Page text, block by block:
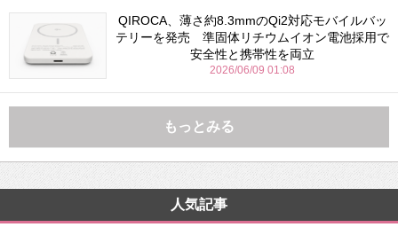
QIROCA、薄さ約8.3mmのQi2対応モバイルバッ
テリーを発売 準固体リチウムイオン電池採用で
安全性と携帯性を両立
2026/06/09 01:08
もっとみる
人気記事